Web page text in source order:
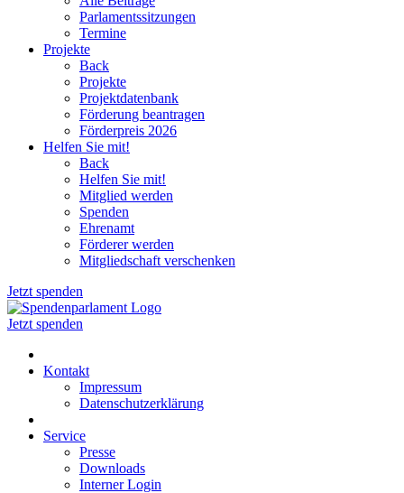
Parlamentssitzungen
Termine
Projekte
Back
Projekte
Projektdatenbank
Förderung beantragen
Förderpreis 2026
Helfen Sie mit!
Back
Helfen Sie mit!
Mitglied werden
Spenden
Ehrenamt
Förderer werden
Mitgliedschaft verschenken
Jetzt spenden
Jetzt spenden
Kontakt
Impressum
Datenschutzerklärung
Service
Presse
Downloads
Interner Login